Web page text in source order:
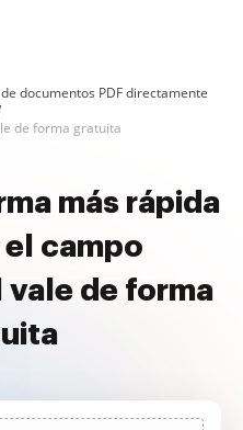
documentos PDF directamente
de forma gratuita
más rápida
campo
de forma